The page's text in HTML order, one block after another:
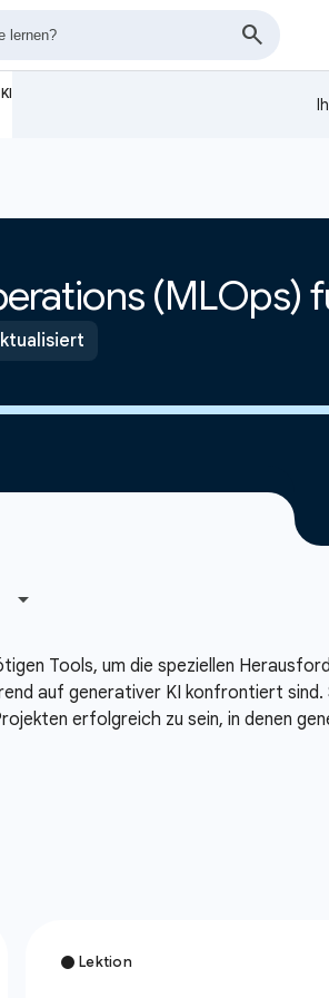
(MLOps)
Tools, um die speziellen
auf generativer KI konfrontiert
erfolgreich zu sein, in denen